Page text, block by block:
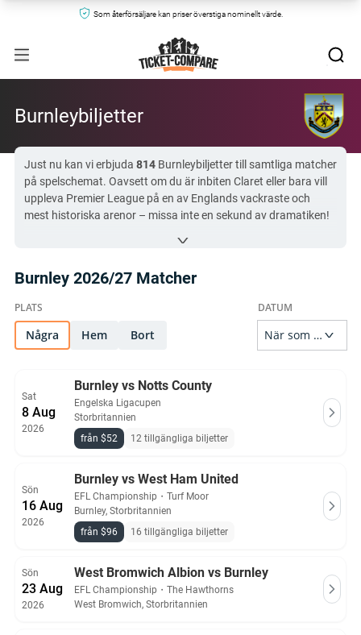
Som återförsäljare kan priser överstiga nominellt värde.
Burnleybiljetter
Just nu kan vi erbjuda 814 Burnleybiljetter till samtliga matcher
på spelschemat. Oavsett om du är inbiten Claret eller bara vill
uppleva Premier League på en av Englands vackraste och
mest historiska arenor – missa inte en sekund av dramatiken!
West Ham Unitedpå $96, så säkra dina biljetter snabbt!
perfekta plats och köpa tryggt och enkelt.
kommer från förhandsgranskade säljare som erbjuder 100%
garanti.
Burnley 2026/27 Matcher
Några Hem Bort
Sat
8 Aug
2026
Burnley vs Notts County
Engelska Ligacupen
Storbritannien
från $52
12 tillgängliga biljetter
Sön
16 Aug
2026
Burnley vs West Ham United
EFL Championship ・ Turf Moor
Burnley, Storbritannien
från $96
16 tillgängliga biljetter
Sön
23 Aug
2026
West Bromwich Albion vs Burnley
EFL Championship ・ The Hawthorns
West Bromwich, Storbritannien